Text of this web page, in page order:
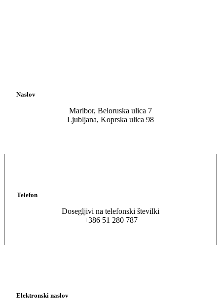
Naslov
Maribor, Beloruska ulica 7
Ljubljana, Koprska ulica 98
Telefon
Dosegljivi na telefonski številki
+386 51 280 787
Elektronski naslov